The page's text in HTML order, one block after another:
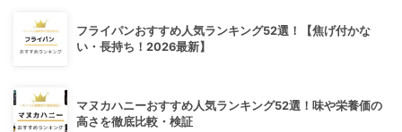
フライパンおすすめ人気ランキング52選！【焦げ付かな
い・長持ち！2026最新】
マヌカハニーおすすめ人気ランキング52選！味や栄養価の
高さを徹底比較・検証